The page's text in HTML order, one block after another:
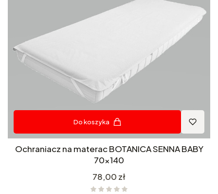
Do koszyka
Ochraniacz na materac BOTANICA SENNA BABY
70x140
Cena
78,00 zł